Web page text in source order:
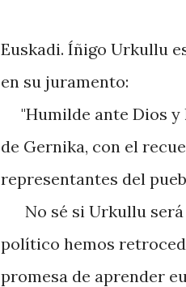
Euskadi. Íñigo Urkullu
en su juramento:
"Humilde ante Dios y
de Gernika, con el
representantes del
No sé si Urkullu será
político hemos
promesa de aprender